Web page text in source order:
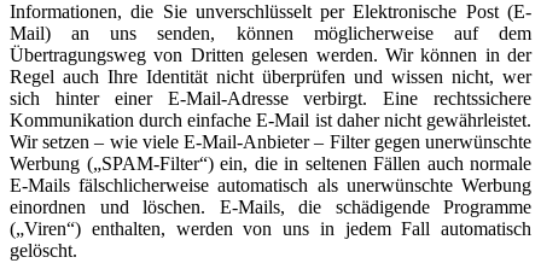
Informationen, die Sie unverschlüsselt per Elektronische Post (E-
Mail) an uns senden, können möglicherweise auf dem
Übertragungsweg von Dritten gelesen werden. Wir können in der
Regel auch Ihre Identität nicht überprüfen und wissen nicht, wer
sich hinter einer E-Mail-Adresse verbirgt. Eine rechtssichere
Kommunikation durch einfache E-Mail ist daher nicht gewährleistet.
Wir setzen – wie viele E-Mail-Anbieter – Filter gegen unerwünschte
Werbung („SPAM-Filter“) ein, die in seltenen Fällen auch normale
E-Mails fälschlicherweise automatisch als unerwünschte Werbung
einordnen und löschen. E-Mails, die schädigende Programme
(„Viren“) enthalten, werden von uns in jedem Fall automatisch
gelöscht.